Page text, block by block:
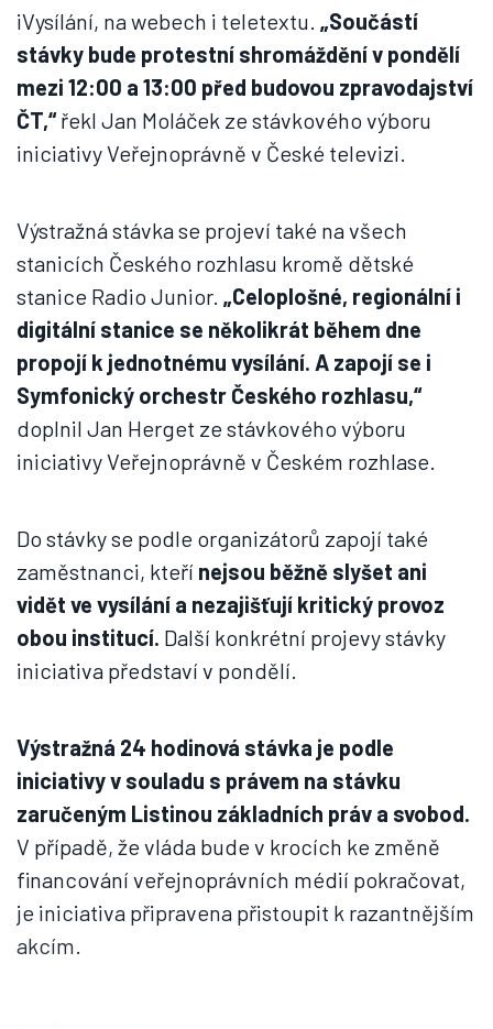
iVysílání, na webech i teletextu. „Součástí
stávky bude protestní shromáždění v pondělí
mezi 12:00 a 13:00 před budovou zpravodajství
ČT,“řekl Jan Moláček ze stávkového výboru
iniciativy Veřejnoprávně v České televizi.
Výstražná stávka se projeví také na všech
stanicích Českého rozhlasu kromě dětské
stanice Radio Junior. „Celoplošné, regionální i
digitální stanice se několikrát během dne
propojí k jednotnému vysílání. A zapojí se i
Symfonický orchestr Českého rozhlasu,“
doplnil Jan Herget ze stávkového výboru
iniciativy Veřejnoprávně v Českém rozhlase.
Do stávky se podle organizátorů zapojí také
zaměstnanci, kteří nejsou běžně slyšet ani
vidět ve vysílání a nezajišťují kritický provoz
obou institucí. Další konkrétní projevy stávky
iniciativa představí v pondělí.
Výstražná 24 hodinová stávka je podle
iniciativy v souladu s právem na stávku
zaručeným Listinou základních práv a svobod.
V případě, že vláda bude v krocích ke změně
financování veřejnoprávních médií pokračovat,
je iniciativa připravena přistoupit k razantnějším
akcím.